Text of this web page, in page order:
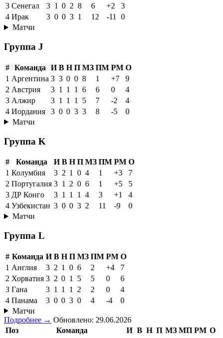
3 Сенегал 3 1 0 2 8 6 +2
3
4 Ирак 3 0 0 3 1 12 -11
0
Матчи
Группа J
# Команда И В Н П МЗ ПМ РМ О
1 Аргентина 3 3 0 0 8 1 +7
9
2 Австрия 3 1 1 1 6 6 0
4
3 Алжир 3 1 1 1 5 7 -2
4
4 Иордания 3 0 0 3 3 8 -5
0
Матчи
Группа K
# Команда И В Н П МЗ ПМ РМ О
1 Колумбия 3 2 1 0 4 1 +3
7
2 Португалия 3 1 2 0 6 1 +5
5
3 ДР Конго 3 1 1 1 4 3 +1
4
4 Узбекистан 3 0 0 3 2 11 -9
0
Матчи
Группа L
# Команда И В Н П МЗ ПМ РМ О
1 Англия 3 2 1 0 6 2 +4
7
2 Хорватия 3 2 0 1 5 5 0
6
3 Гана 3 1 1 1 2 2 0
4
4 Панама 3 0 0 3 0 4 -4
0
Матчи
Подробнее → Обновлено: 29.06.2026
Поз
Команда И В Н П МЗ МП РМ О